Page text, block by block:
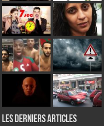
Les derniers articles